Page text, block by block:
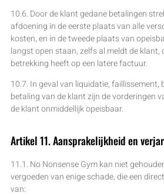
10.6. Door de klant gedane betalingen
afdoening in de eerste plaats van alle
kosten, en in de tweede plaats van
langst open staan, zelfs al meldt de klant,
betrekking heeft op een latere factuur.
10.7. In geval van liquidatie, faillissement,
betaling van de klant zijn de vorderingen
de klant onmiddellijk opeisbaar.
Artikel 11. Aansprakelijkheid en
11.1. No Nonsense Gym kan niet
vergoeden van enige schade, die een
van: